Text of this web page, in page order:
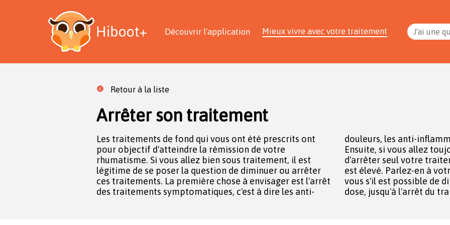
Découvrir l'application Mieux vivre avec votre traitement J'ai une
Retour à la liste
Arrêter son traitement
Les traitements de fond qui vous ont été prescrits ont
pour objectif d'atteindre la rémission de votre
rhumatisme. Si vous allez bien sous traitement, il est
légitime de se poser la question de diminuer ou arrêter
ces traitements. La première chose à envisager est l'arrêt
des traitements symptomatiques, c'est à dire les anti-
douleurs, les anti-inflammatoires et/ou la cortisone.
Ensuite, si vous allez toujours bien, n'essayez pas
d'arrêter seul votre traitement car le risque de rechute
est élevé. Parlez-en à votre rhumatologue et il verra avec
vous s'il est possible de diminuer progressivement la
dose, jusqu'à l'arrêt du